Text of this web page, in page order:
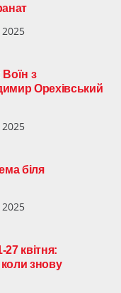
2025
з
Орехівський
2025
біля
2025
квітня:
знову